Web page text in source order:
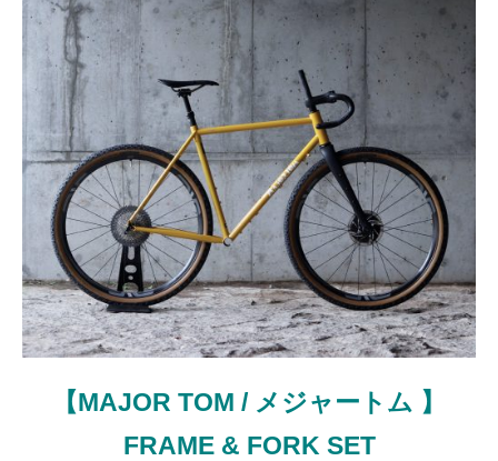
【MAJOR TOM / メジャートム 】
FRAME & FORK SET